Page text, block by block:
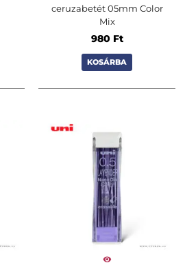
ceruzabetét 05mm Color
Mix
980 Ft
KOSÁRBA